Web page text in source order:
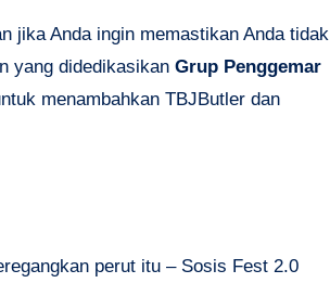
jika Anda ingin memastikan Anda tidak
yang didedikasikan Grup Penggemar
menambahkan TBJButler dan
perut itu – Sosis Fest 2.0